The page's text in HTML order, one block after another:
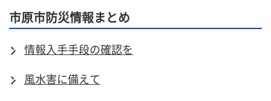
市原市防災情報まとめ
情報入手手段の確認を
風水害に備えて